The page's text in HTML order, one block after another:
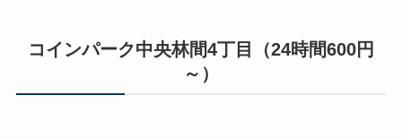
コインパーク中央林間4丁目（24時間600円
～）